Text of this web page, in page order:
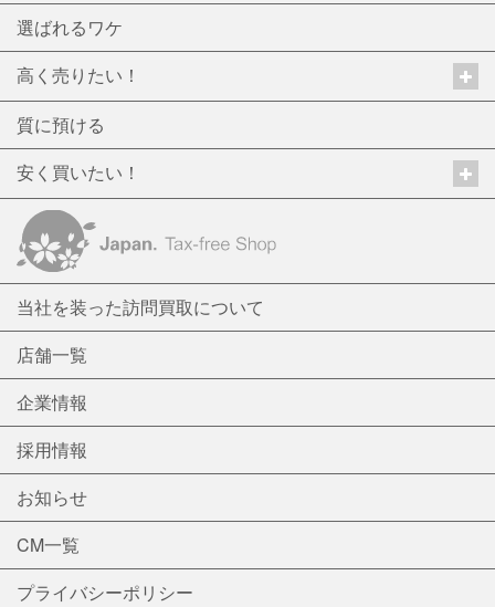
選ばれるワケ
高く売りたい！
質に預ける
安く買いたい！
当社を装った訪問買取について
店舗一覧
企業情報
採用情報
お知らせ
CM一覧
プライバシーポリシー